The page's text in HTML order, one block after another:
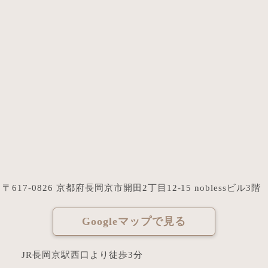
〒617-0826 京都府長岡京市開田2丁目12-15 noblessビル3階
Googleマップで見る
JR長岡京駅西口より徒歩3分